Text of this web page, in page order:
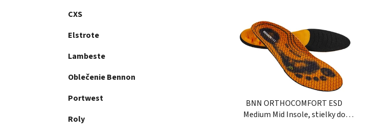
CXS
Elstrote
Lambeste
Oblečenie Bennon
Portwest
Roly
BNN ORTHOCOMFORT ESD
Medium Mid Insole, stielky do